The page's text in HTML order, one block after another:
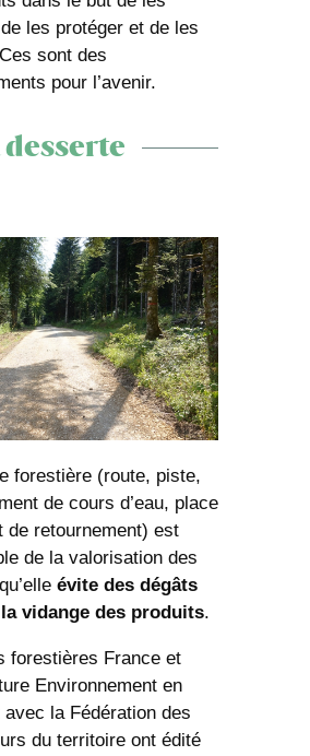
les protéger et de les
sont des
pour l’avenir.
desserte
forestière (route, piste,
de cours d’eau, place
de retournement) est
de la valorisation des
évite des dégâts
vidange des produits.
forestières France et
Environnement en
avec la Fédération des
du territoire ont édité